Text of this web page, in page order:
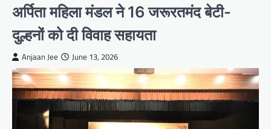
अर्पिता महिला मंडल ने 16 जरूरतमंद बेटी-
दुल्हनों को दी विवाह सहायता
Anjaan Jee June 13, 2026